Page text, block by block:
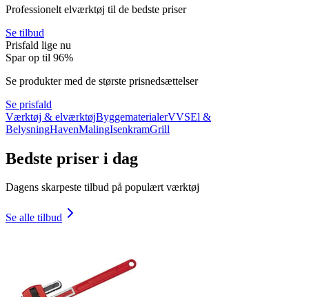
Professionelt elværktøj til de bedste priser
Se tilbud
Prisfald lige nu
Spar op til 96%
Se produkter med de største prisnedsættelser
Se prisfald
Værktøj & elværktøjByggematerialerVVSEl &
BelysningHavenMalingIsenkramGrill
Bedste priser i dag
Dagens skarpeste tilbud på populært værktøj
Se alle tilbud